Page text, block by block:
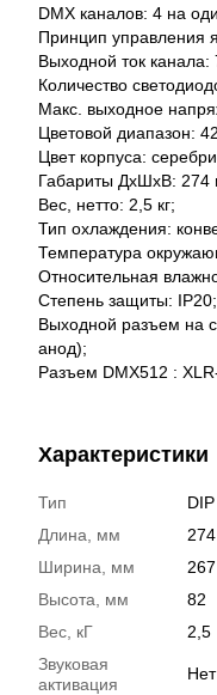
DMX каналов: 4 на
Принцип управления
Выходной ток
Количество
Макс. выходное
Цветовой диапазон:
Цвет корпуса:
Габариты ДхШхВ:
Вес, нетто: 2,5 кг;
Тип охлаждения:
Температура
Относительная
Степень защиты: IP20;
Выходной разъем на
анод);
Разъем DMX512 :
Характеристики
Тип
DIP
Длина, мм
274
Ширина, мм
267
Высота, мм
82
Вес, кГ
2,5
Звуковая
активация
Нет